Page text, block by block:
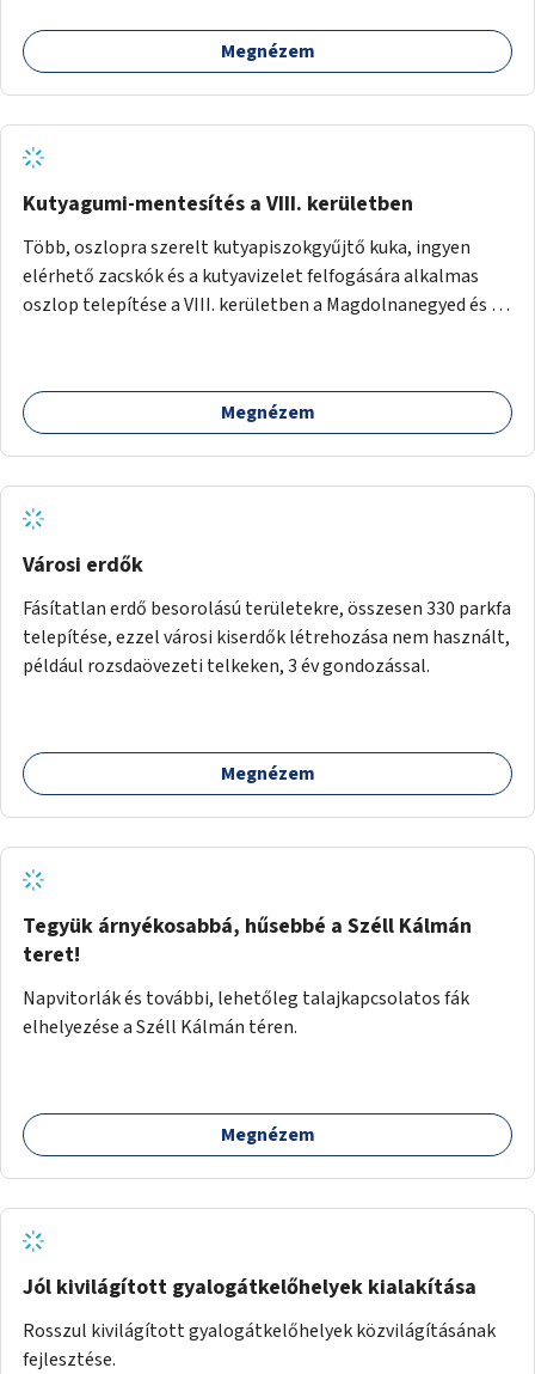
Megnézem
Kutyagumi-mentesítés a VIII. kerületben
Több, oszlopra szerelt kutyapiszokgyűjtő kuka, ingyen
elérhető zacskók és a kutyavizelet felfogására alkalmas
oszlop telepítése a VIII. kerületben a Magdolnanegyed és a
Megnézem
Városi erdők
Fásítatlan erdő besorolású területekre, összesen 330 parkfa
telepítése, ezzel városi kiserdők létrehozása nem használt,
például rozsdaövezeti telkeken, 3 év gondozással.
Megnézem
Tegyük árnyékosabbá, hűsebbé a Széll Kálmán
teret!
Napvitorlák és további, lehetőleg talajkapcsolatos fák
elhelyezése a Széll Kálmán téren.
Megnézem
Jól kivilágított gyalogátkelőhelyek kialakítása
Rosszul kivilágított gyalogátkelőhelyek közvilágításának
fejlesztése.